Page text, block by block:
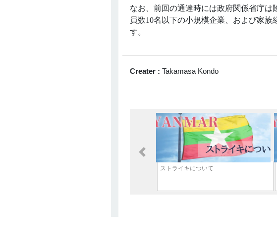
なお、前回の通達時には政府関係省庁
員数10名以下の小規模企業、および家
す。
Creater : Takamasa Kondo
ストライキについて
Previous